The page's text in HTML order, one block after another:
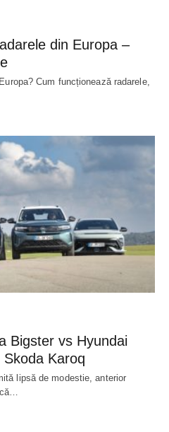
din Europa –
Cum funcționează radarele,
Bigster vs Hyundai
Karoq
lipsă de modestie, anterior